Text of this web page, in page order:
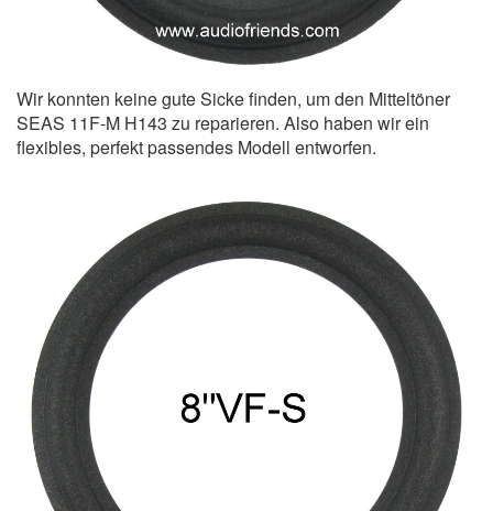
Wir konnten keine gute Sicke finden, um den Mitteltöner
SEAS 11F-M H143 zu reparieren. Also haben wir ein
flexibles, perfekt passendes Modell entworfen.